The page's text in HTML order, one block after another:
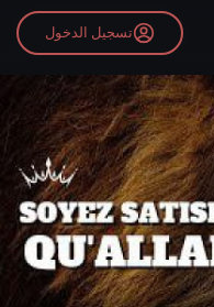
تسجيل الدخول